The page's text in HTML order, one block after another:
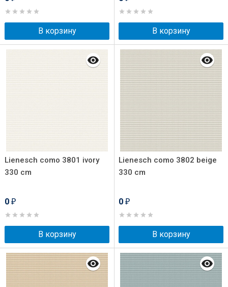
В корзину В корзину
Lienesch como 3801 ivory
330 cm
0 ₽
В корзину
Lienesch como 3802 beige
330 cm
0 ₽
В корзину